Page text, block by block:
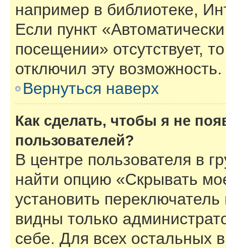
например в библиотеке,
Если пункт
посещении» отсутствует,
отключил эту возможность.
Вернуться наверх
Как сделать, чтобы я не
пользователей?
В центре пользователя в
найти опцию «Скрывать
установить
видны только
себе. Для всех остальных